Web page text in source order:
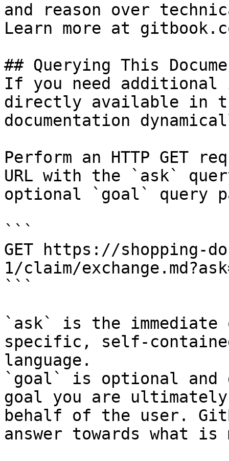
and reason over
Learn more at
## Querying This
If you need
directly available in
documentation
Perform an HTTP GET
URL with the `ask`
optional `goal` query
```
GET https://shopping-
1/claim/
```
`ask` is the
specific, self-
language.
`goal` is optional and
goal you are
behalf of the user.
answer towards what